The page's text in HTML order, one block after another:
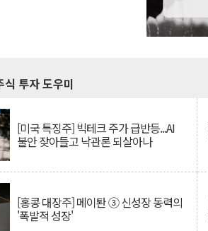
식 투자 도우미
[미국 특징주] 빅테크 주가 급반등...AI
불안 잦아들고 낙관론 되살아나
[홍콩 대장주] 메이퇀 ③ 신성장 동력의
'폭발적 성장'